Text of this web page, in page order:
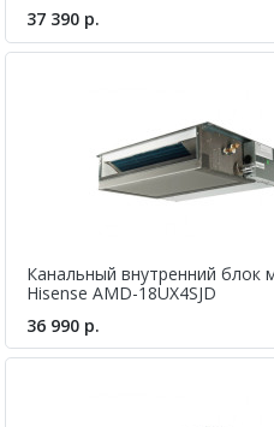
37 390 р.
Канальный внутренний блок
Hisense AMD-18UX4SJD
36 990 р.